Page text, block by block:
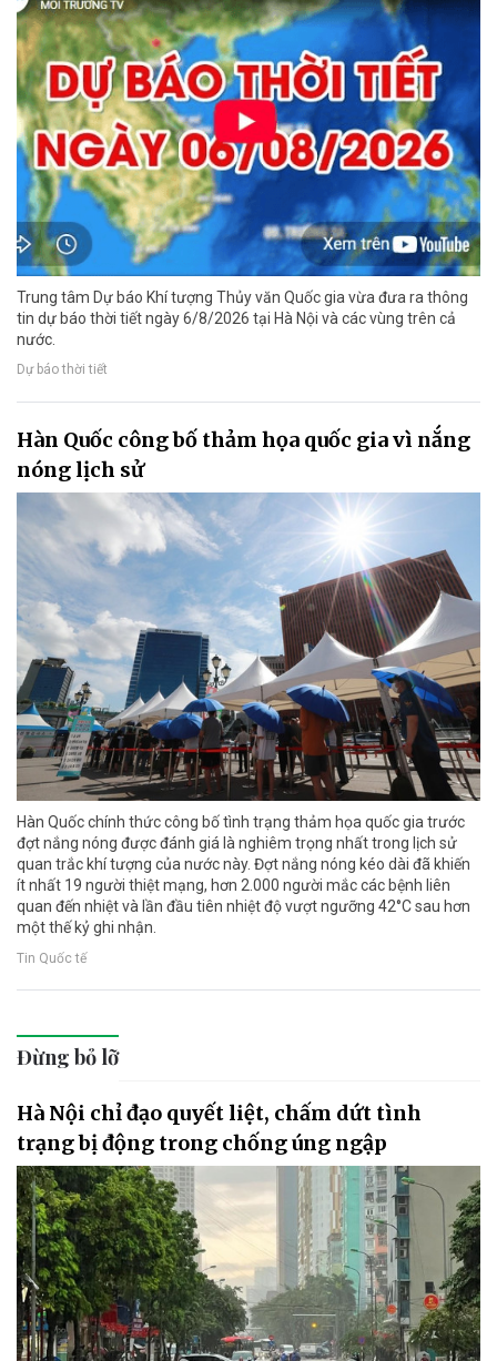
Trung tâm Dự báo Khí tượng Thủy văn Quốc gia vừa đưa ra thông
tin dự báo thời tiết ngày 6/8/2026 tại Hà Nội và các vùng trên cả
nước.
Dự báo thời tiết
Hàn Quốc công bố thảm họa quốc gia vì nắng
nóng lịch sử
Hàn Quốc chính thức công bố tình trạng thảm họa quốc gia trước
đợt nắng nóng được đánh giá là nghiêm trọng nhất trong lịch sử
quan trắc khí tượng của nước này. Đợt nắng nóng kéo dài đã khiến
ít nhất 19 người thiệt mạng, hơn 2.000 người mắc các bệnh liên
quan đến nhiệt và lần đầu tiên nhiệt độ vượt ngưỡng 42°C sau hơn
một thế kỷ ghi nhận.
Tin Quốc tế
Đừng bỏ lỡ
Hà Nội chỉ đạo quyết liệt, chấm dứt tình
trạng bị động trong chống úng ngập